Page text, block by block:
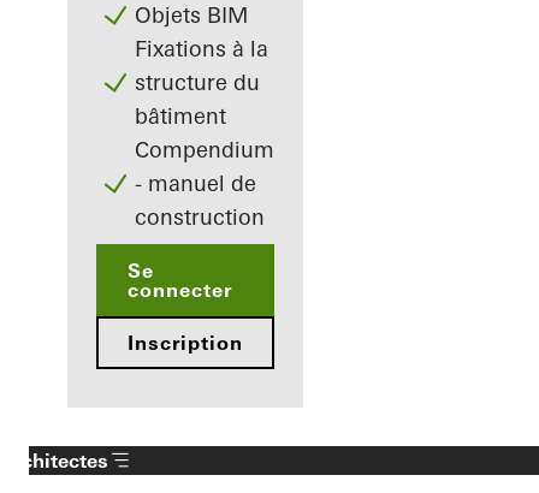
Objets BIM
Fixations à la
structure du
bâtiment
Compendium
- manuel de
construction
Se
connecter
Inscription
Architectes